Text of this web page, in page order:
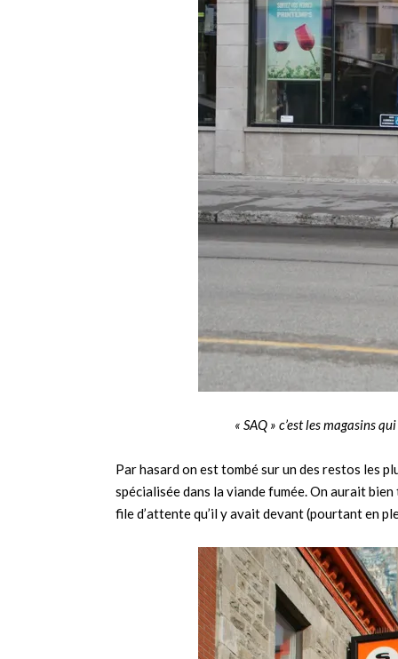
« SAQ » c’est les magasins
Par hasard on est tombé sur un des restos les
spécialisée dans la viande fumée. On aurait
file d’attente qu’il y avait devant (pourtant en